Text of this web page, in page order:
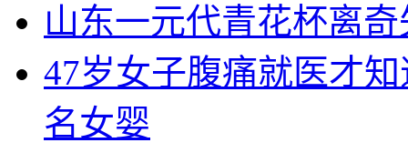
山东一元代青花杯离
47岁女子腹痛就医才
名女婴